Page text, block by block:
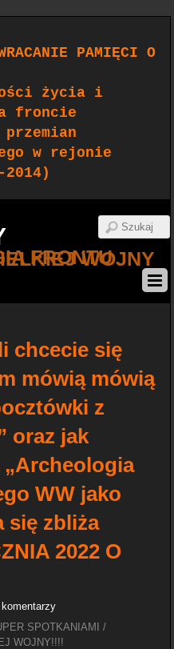
PAMIĘCI O
życia i
froncie
w rejonie
WIELKIEJ WOJNY
chcecie się
mówią mówią
z
oraz jak
WW jako
się zbliża
2022 O
SPOTKANIAMI /
WOJNY!!!!